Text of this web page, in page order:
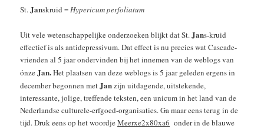
St.Janskruid =Hypericum perfoliatum
Uit vele wetenschappelijke onderzoeken blijkt dat St.Jans-kruid
effectief is als antidepressivum. Dat effect is nu precies wat Cascade-
vrienden al 5 jaar ondervinden bij het innemen van de weblogs van
ónzeJan.Het plaatsen van deze weblogs is 5 jaar geleden ergens in
december begonnen metJanzijn uitdagende, uitstekende,
interessante, jolige, treffende teksten, een unicum in het land van de
Nederlandse culturele-erfgoed-organisaties. Ga maar eens terug in de
tijd. Druk eens op het woordjeMeerxe2x80xa6 onder in de blauwe